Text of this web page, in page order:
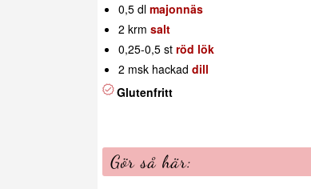
0,5 dl majonnäs
2 krm salt
0,25-0,5 st röd lök
2 msk hackad dill
Glutenfritt
Gör så här: